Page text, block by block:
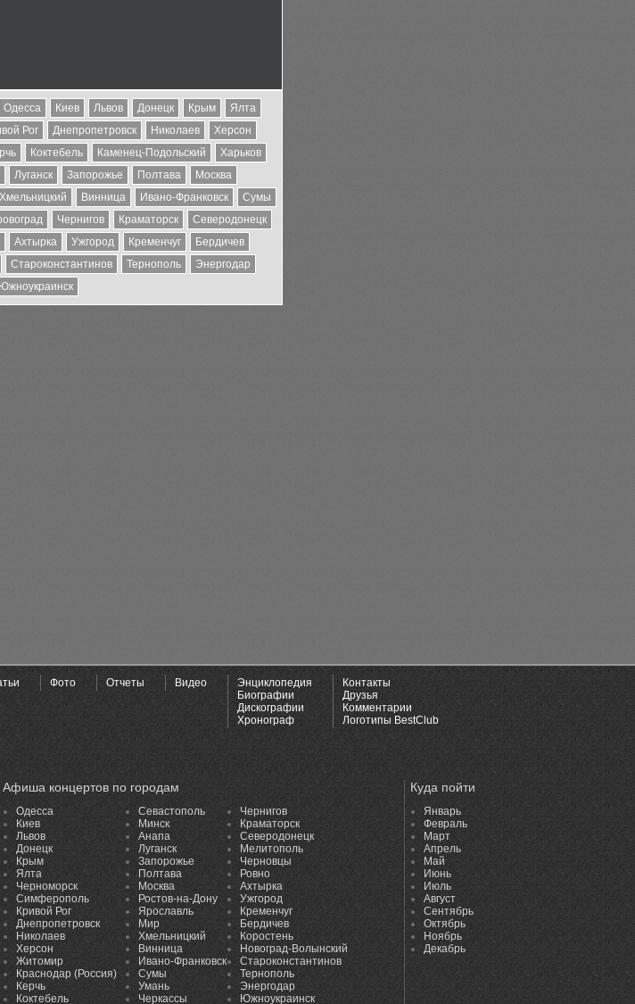
Одесса Киев Львов Донецк Крым
Ялта
Рог Днепропетровск Николаев
Херсон
Коктебель Каменец-Подольский
Харьков
Луганск Запорожье Полтава
Москва
Хмельницкий Винница Ивано-Франковск
Сумы
Чернигов Краматорск
Северодонецк
Ахтырка Ужгород Кременчуг
Бердичев
Староконстантинов Тернополь
Энергодар
Южноукраинск
Фото Отчеты Видео
Энциклопедия
Биографии
Дискографии
Хронограф
Контакты
Друзья
Комментарии
Логотипы BestClub
Афиша концертов по городам
Одесса
Киев
Львов
Донецк
Крым
Ялта
Черноморск
Симферополь
Кривой Рог
Днепропетровск
Николаев
Херсон
Житомир
Краснодар (Россия)
Керчь
Коктебель
Севастополь
Минск
Анапа
Луганск
Запорожье
Полтава
Москва
Ростов-на-Дону
Ярославль
Мир
Хмельницкий
Винница
Ивано-Франковск
Сумы
Умань
Черкассы
Чернигов
Краматорск
Северодонецк
Мелитополь
Черновцы
Ровно
Ахтырка
Ужгород
Кременчуг
Бердичев
Коростень
Новоград-Волынский
Староконстантинов
Тернополь
Энергодар
Южноукраинск
Куда пойти
Январь
Февраль
Март
Апрель
Май
Июнь
Июль
Август
Сентябрь
Октябрь
Ноябрь
Декабрь